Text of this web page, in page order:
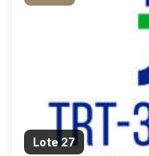
Lote 27